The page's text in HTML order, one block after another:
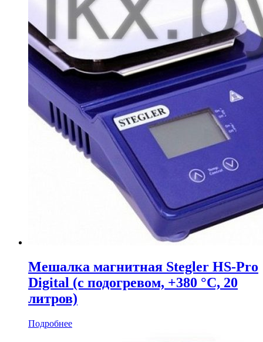
Мешалка магнитная Stegler HS-Pro
Digital (с подогревом, +380 °С, 20
литров)
Подробнее